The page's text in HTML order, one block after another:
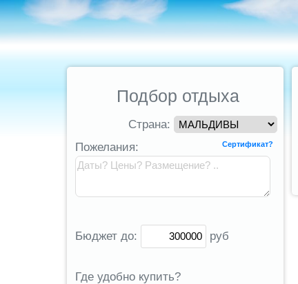
Подбор отдыха
Страна:
Пожелания:
Сертификат?
Бюджет до: руб
Где удобно купить?